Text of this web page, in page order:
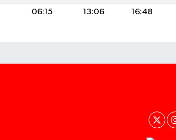
06:15 13:06 16:48